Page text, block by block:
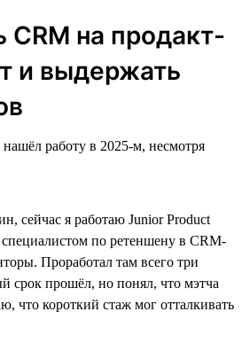
CRM на продакт-
и выдержать
сейчас я работаю Junior Product
по ретеншену в CRM-
Проработал там всего три
срок прошёл, но понял, что мэтча
что короткий стаж мог отталкивать